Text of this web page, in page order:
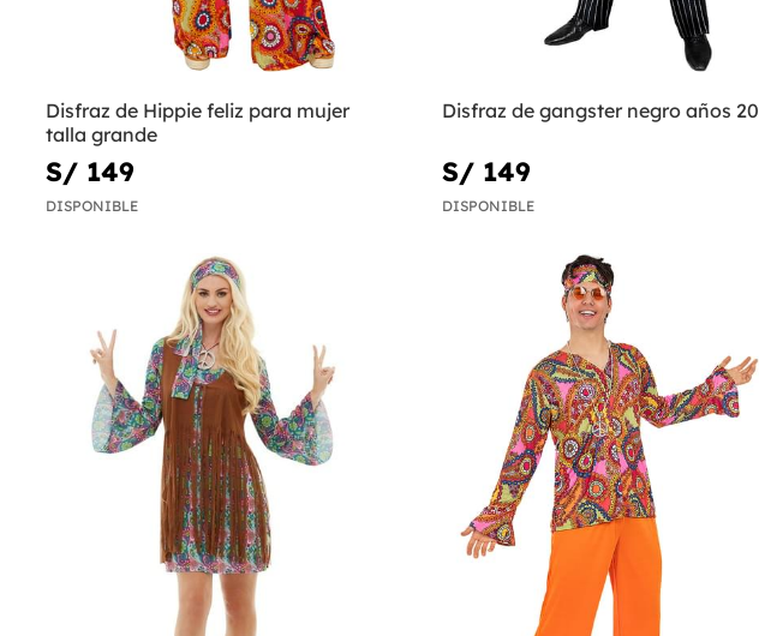
Disfraz de Hippie feliz para mujer
talla grande
S/ 149
DISPONIBLE
Disfraz de gangster negro años 20
S/ 149
DISPONIBLE